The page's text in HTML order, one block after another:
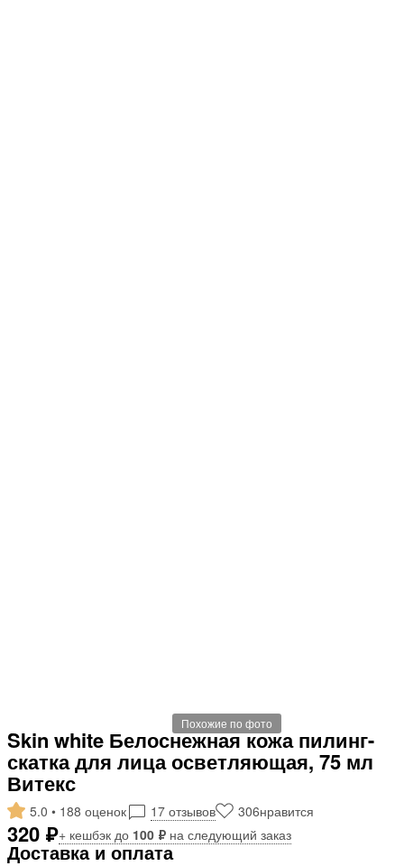
Похожие по фото
Skin white Белоснежная кожа пилинг-
скатка для лица осветляющая, 75 мл
Витекс
5.0 • 188 оценок 17 отзывов 306нравится
320 ₽+ кешбэк до 100 ₽ на следующий заказ
Доставка и оплата